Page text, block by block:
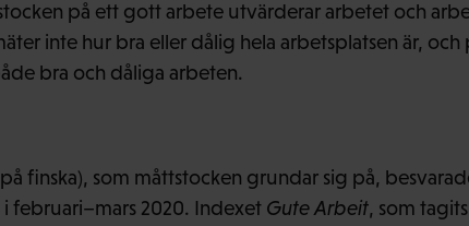
på ett gott arbete utvärderar arbetet och
inte hur bra eller dålig hela arbetsplatsen är, och
bra och dåliga arbeten.
finska), som måttstocken grundar sig på,
februari–mars 2020. Indexet Gute Arbeit, som